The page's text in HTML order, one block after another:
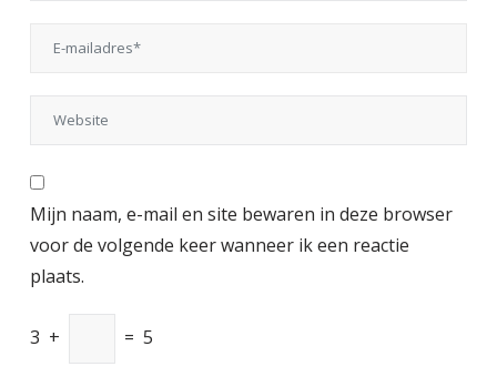
Mijn naam, e-mail en site bewaren in deze browser
voor de volgende keer wanneer ik een reactie
plaats.
3 + = 5